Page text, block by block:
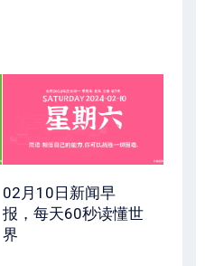
02月10日新闻早
报，每天60秒读懂世
界